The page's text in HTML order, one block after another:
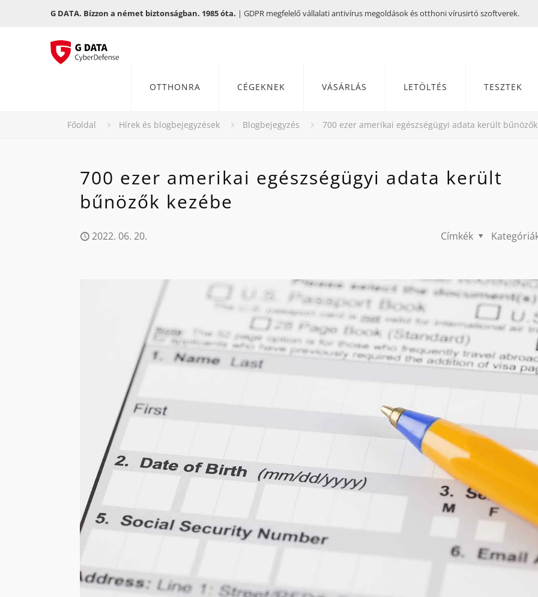
G DATA. Bízzon a német biztonságban. 1985 óta. | GDPR megfelelő vállalati antivírus megoldások és otthoni vírusirtó szoftverek.
OTTHONRA CÉGEKNEK VÁSÁRLÁS LETÖLTÉS TESZTEK
Főoldal Hírek és blogbejegyzések Blogbejegyzés 700 ezer amerikai egészségügyi adata került
700 ezer amerikai egészségügyi adata került
bűnözők kezébe
2022. 06. 20. Címkék